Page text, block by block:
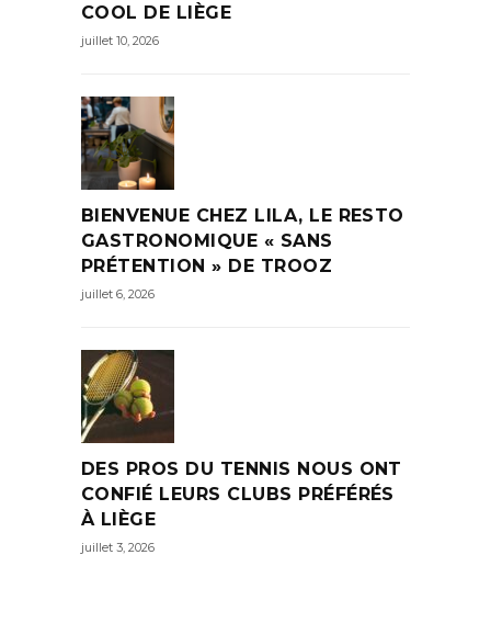
COOL DE LIÈGE
juillet 10, 2026
BIENVENUE CHEZ LILA, LE RESTO
GASTRONOMIQUE « SANS
PRÉTENTION » DE TROOZ
juillet 6, 2026
DES PROS DU TENNIS NOUS ONT
CONFIÉ LEURS CLUBS PRÉFÉRÉS
À LIÈGE
juillet 3, 2026